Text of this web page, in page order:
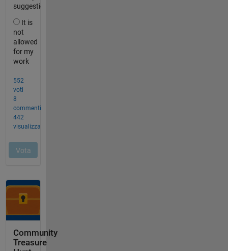
Community
Treasure